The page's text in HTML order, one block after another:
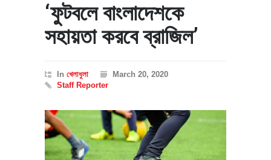
‘ফুটবলে বাংলাদেশকে
সহায়তা করবে ব্রাজিল’
In খেলাধুলা
March 20, 2020
Staff Reporter